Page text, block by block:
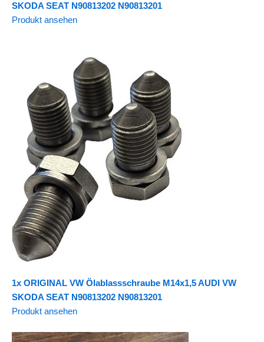
SKODA SEAT N90813202 N90813201
Produkt ansehen
1x ORIGINAL VW Ölablassschraube M14x1,5 AUDI VW
SKODA SEAT N90813202 N90813201
Produkt ansehen